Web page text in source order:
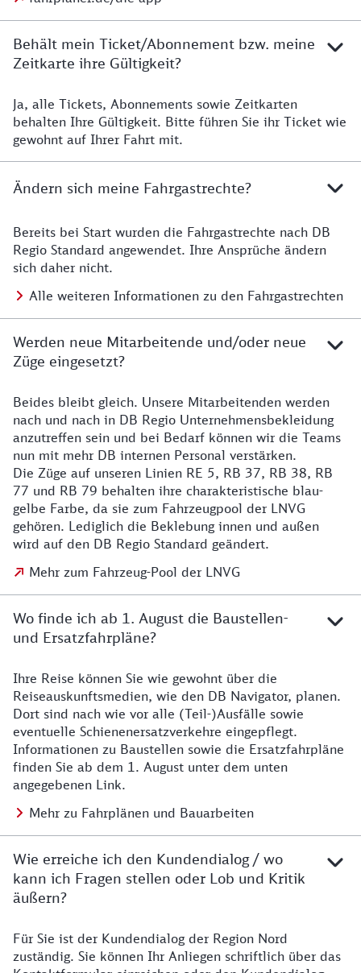
Behält mein Ticket/Abonnement bzw. meine
Zeitkarte ihre Gültigkeit?
Details zur Zeitkarte
Ja, alle Tickets, Abonnements sowie Zeitkarten
behalten Ihre Gültigkeit. Bitte führen Sie ihr Ticket wie
gewohnt auf Ihrer Fahrt mit.
Ändern sich meine Fahrgastrechte?
Details zu Fahrgastrechten
Bereits bei Start wurden die Fahrgastrechte nach DB
Regio Standard angewendet. Ihre Ansprüche ändern
sich daher nicht.
Alle weiteren Informationen zu den Fahrgastrechten
Werden neue Mitarbeitende und/oder neue
Züge eingesetzt?
Details zu den Mitarbeitenden
Beides bleibt gleich. Unsere Mitarbeitenden werden
nach und nach in DB Regio Unternehmensbekleidung
anzutreffen sein und bei Bedarf können wir die Teams
nun mit mehr DB internen Personal verstärken.
Die Züge auf unseren Linien RE 5, RB 37, RB 38, RB
77 und RB 79 behalten ihre charakteristische blau-
gelbe Farbe, da sie zum Fahrzeugpool der LNVG
gehören. Lediglich die Beklebung innen und außen
wird auf den DB Regio Standard geändert.
Mehr zum Fahrzeug-Pool der LNVG
Wo finde ich ab 1. August die Baustellen-
und Ersatzfahrpläne?
Details zu Baustelle
Ihre Reise können Sie wie gewohnt über die
Reiseauskunftsmedien, wie den DB Navigator, planen.
Dort sind nach wie vor alle (Teil-)Ausfälle sowie
eventuelle Schienenersatzverkehre eingepflegt.
Informationen zu Baustellen sowie die Ersatzfahrpläne
finden Sie ab dem 1. August unter dem unten
angegebenen Link.
Mehr zu Fahrplänen und Bauarbeiten
Wie erreiche ich den Kundendialog / wo
kann ich Fragen stellen oder Lob und Kritik
äußern?
Details zu Kontakt
Für Sie ist der Kundendialog der Region Nord
zuständig. Sie können Ihr Anliegen schriftlich über das